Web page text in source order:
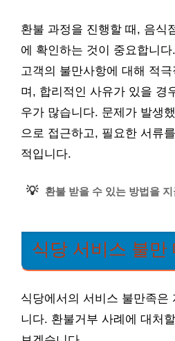
환불 과정을 진행할 때, 음식
에 확인하는 것이 중요합니
고객의 불만사항에 대해 적
며, 합리적인 사유가 있을 경
우가 많습니다. 문제가 발생
으로 접근하고, 필요한 서류
적입니다.
💡 환불 받을 수 있는 방법을
식당 서비스 불만
식당에서의 서비스 불만족은
니다. 환불거부 사례에 대처